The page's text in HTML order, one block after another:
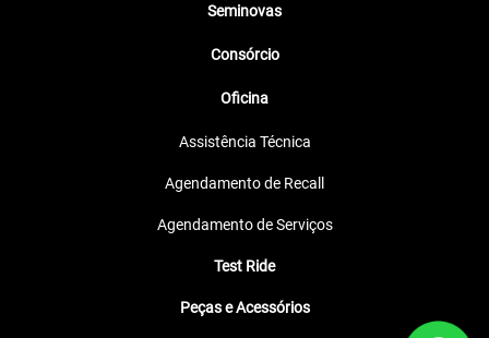
Seminovas
Consórcio
Oficina
Assistência Técnica
Agendamento de Recall
Agendamento de Serviços
Test Ride
Peças e Acessórios